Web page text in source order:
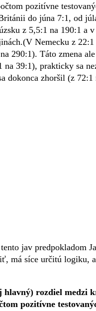
pozitívne
do júna 7:1, od
z 5,5:1 na 190:1 a
Nemecku z
290:1). Táto zmena
na 39:1), prakticky sa
dokonca zhoršil (z 72:1
jav predpokladom
má síce určitú logiku,
hlavný) rozdiel medzi
pozitívne